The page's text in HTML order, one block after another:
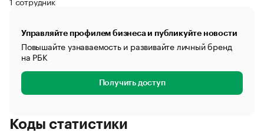
Управляйте профилем бизнеса и публикуйте новости
Повышайте узнаваемость и развивайте личный бренд
на РБК
Получить доступ
Коды статистики